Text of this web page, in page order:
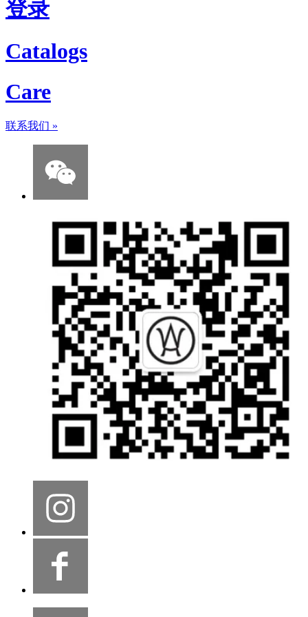
登录
Catalogs
Care
联系我们 »